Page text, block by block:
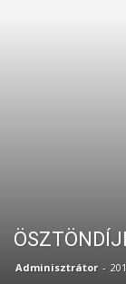
Adminisztrátor -